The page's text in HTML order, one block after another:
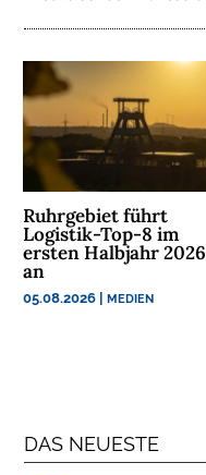
T
R
N
E
M
E
N
A
Ruhrgebiet führt
Logistik-Top-8 im
ersten Halbjahr 2026
an
05.08.2026 |MEDIEN
DAS NEUESTE